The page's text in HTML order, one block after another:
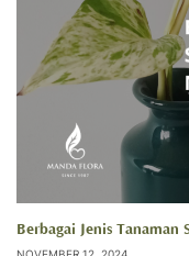
Berbagai Jenis